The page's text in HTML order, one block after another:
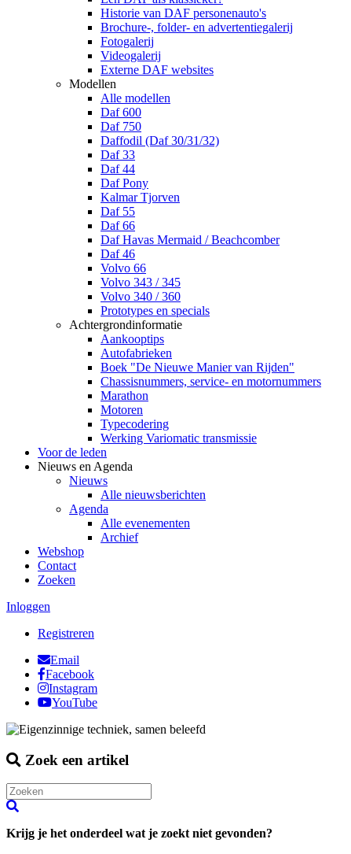
Historie van DAF personenauto's
Brochure-, folder- en advertentiegalerij
Fotogalerij
Videogalerij
Externe DAF websites
Modellen
Alle modellen
Daf 600
Daf 750
Daffodil (Daf 30/31/32)
Daf 33
Daf 44
Daf Pony
Kalmar Tjorven
Daf 55
Daf 66
Daf Havas Mermaid / Beachcomber
Daf 46
Volvo 66
Volvo 343 / 345
Volvo 340 / 360
Prototypes en specials
Achtergrondinformatie
Aankooptips
Autofabrieken
Boek "De Nieuwe Manier van Rijden"
Chassisnummers, service- en motornummers
Marathon
Motoren
Typecodering
Werking Variomatic transmissie
Voor de leden
Nieuws en Agenda
Nieuws
Alle nieuwsberichten
Agenda
Alle evenementen
Archief
Webshop
Contact
Zoeken
Inloggen
Registreren
Email
Facebook
Instagram
YouTube
Zoek een artikel
Krijg je het onderdeel wat je zoekt niet gevonden?